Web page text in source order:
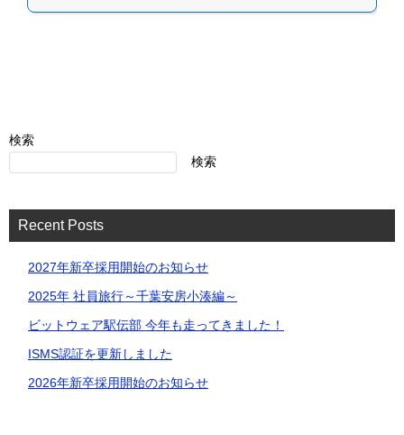
検索
検索
Recent Posts
2027年新卒採用開始のお知らせ
2025年 社員旅行～千葉安房⼩湊編～
ビットウェア駅伝部 今年も走ってきました！
ISMS認証を更新しました
2026年新卒採用開始のお知らせ